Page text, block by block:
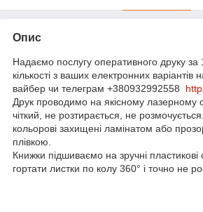
Опис
Надаємо послугу оперативного друку за
кількості з ваших електронних варіантів
вайбер чи телеграм +380932992558
Друк проводимо на якісному лазерному
чіткий, не розтирається, не
кольорові захищені ламінатом або
плівкою.
Книжки підшиваємо на зручні пластикові
гортати листки по колу 360° і точно не